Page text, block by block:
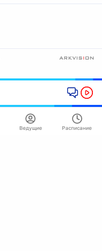
Ведущие Расписание